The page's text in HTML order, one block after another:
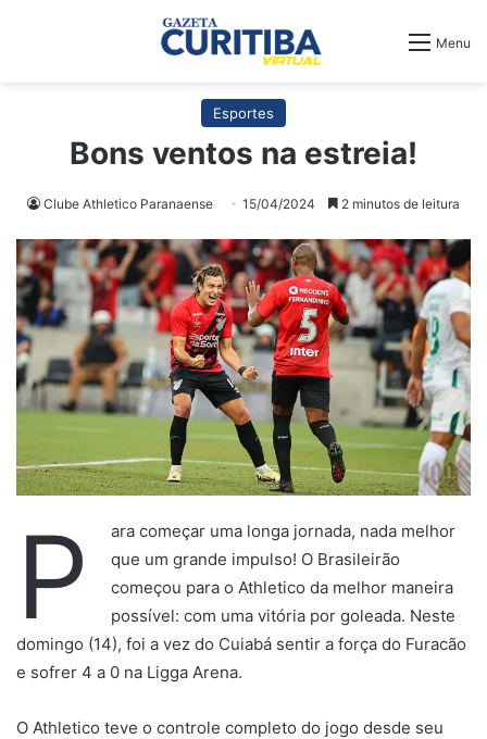
Menu
Esportes
Bons ventos na estreia!
Clube Athletico Paranaense 15/04/2024 2 minutos de leitura
P
ara começar uma longa jornada, nada melhor
que um grande impulso! O Brasileirão
começou para o Athletico da melhor maneira
possível: com uma vitória por goleada. Neste
domingo (14), foi a vez do Cuiabá sentir a força do Furacão
e sofrer 4 a 0 na Ligga Arena.
O Athletico teve o controle completo do jogo desde seu